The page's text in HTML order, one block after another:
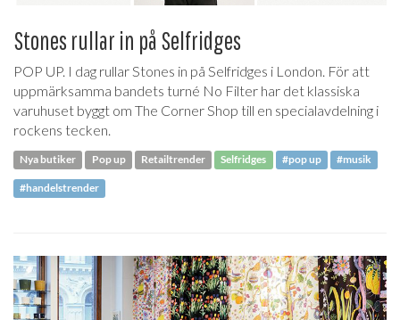
Stones rullar in på Selfridges
POP UP. I dag rullar Stones in på Selfridges i London. För att
uppmärksamma bandets turné No Filter har det klassiska
varuhuset byggt om The Corner Shop till en specialavdelning i
rockens tecken.
Nya butiker Pop up Retailtrender Selfridges #pop up #musik
#handelstrender